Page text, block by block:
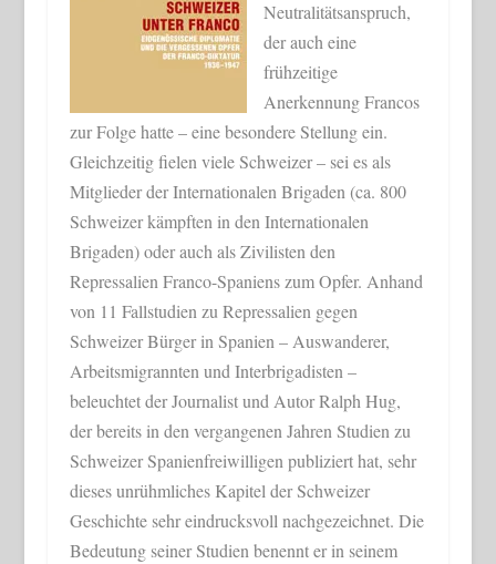
Neutralitätsanspruch,
der auch eine
frühzeitige
Anerkennung Francos
zur Folge hatte – eine besondere Stellung ein.
Gleichzeitig fielen viele Schweizer – sei es als
Mitglieder der Internationalen Brigaden (ca. 800
Schweizer kämpften in den Internationalen
Brigaden) oder auch als Zivilisten den
Repressalien Franco-Spaniens zum Opfer. Anhand
von 11 Fallstudien zu Repressalien gegen
Schweizer Bürger in Spanien – Auswanderer,
Arbeitsmigrannten und Interbrigadisten –
beleuchtet der Journalist und Autor Ralph Hug,
der bereits in den vergangenen Jahren Studien zu
Schweizer Spanienfreiwilligen publiziert hat, sehr
dieses unrühmliches Kapitel der Schweizer
Geschichte sehr eindrucksvoll nachgezeichnet. Die
Bedeutung seiner Studien benennt er in seinem